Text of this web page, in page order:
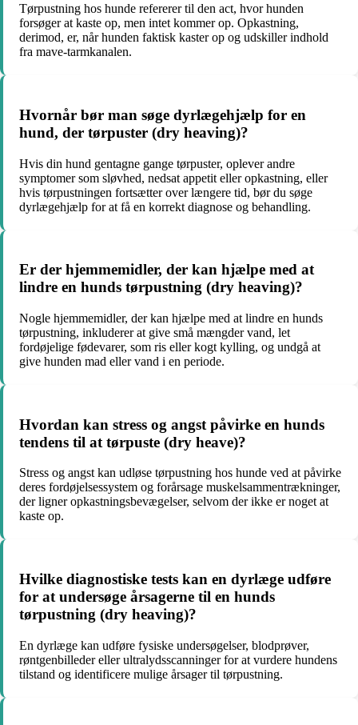
Tørpustning hos hunde refererer til den act, hvor hunden
forsøger at kaste op, men intet kommer op. Opkastning,
derimod, er, når hunden faktisk kaster op og udskiller indhold
fra mave-tarmkanalen.
Hvornår bør man søge dyrlægehjælp for en
hund, der tørpuster (dry heaving)?
Hvis din hund gentagne gange tørpuster, oplever andre
symptomer som sløvhed, nedsat appetit eller opkastning, eller
hvis tørpustningen fortsætter over længere tid, bør du søge
dyrlægehjælp for at få en korrekt diagnose og behandling.
Er der hjemmemidler, der kan hjælpe med at
lindre en hunds tørpustning (dry heaving)?
Nogle hjemmemidler, der kan hjælpe med at lindre en hunds
tørpustning, inkluderer at give små mængder vand, let
fordøjelige fødevarer, som ris eller kogt kylling, og undgå at
give hunden mad eller vand i en periode.
Hvordan kan stress og angst påvirke en hunds
tendens til at tørpuste (dry heave)?
Stress og angst kan udløse tørpustning hos hunde ved at påvirke
deres fordøjelsessystem og forårsage muskelsammentrækninger,
der ligner opkastningsbevægelser, selvom der ikke er noget at
kaste op.
Hvilke diagnostiske tests kan en dyrlæge udføre
for at undersøge årsagerne til en hunds
tørpustning (dry heaving)?
En dyrlæge kan udføre fysiske undersøgelser, blodprøver,
røntgenbilleder eller ultralydsscanninger for at vurdere hundens
tilstand og identificere mulige årsager til tørpustning.